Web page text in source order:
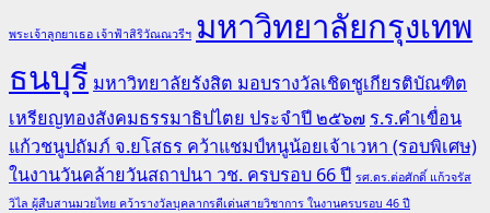
พระเจ้าลูกยาเธอ เจ้าฟ้าสิริวัณณวรีฯ มหาวิทยาลัยกรุงเทพ
ธนบุรี มหาวิทยาลัยรังสิต มอบรางวัลเชิดชูเกียรติบัณฑิต
เหรียญทองสังคมธรรมาธิปไตย ประจำปี ๒๕๖๗ ร.ร.คำเขื่อน
แก้วชนูปถัมภ์ จ.ยโสธร คว้าแชมป์หนูน้อยเจ้าเวหา (รอบพิเศษ)
ในงานวันคล้ายวันสถาปนา วช. ครบรอบ 66 ปี รศ.ดร.ต่อศักดิ์ แก้วจรัส
วิไล ผู้สืบสานมวยไทย คว้ารางวัลบุคลากรดีเด่นสายวิชาการ ในงานครบรอบ 46 ปี